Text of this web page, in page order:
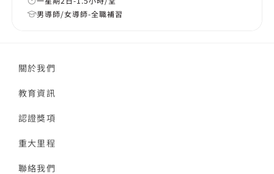
男導師/女導師-全職補習
關於我們
教育資訊
認證獎項
重大里程
聯絡我們